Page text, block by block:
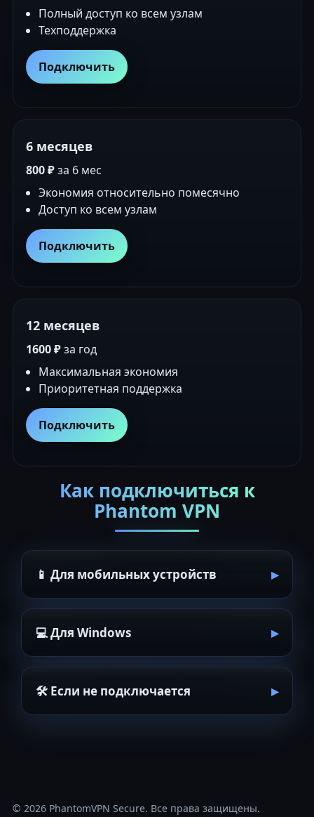
Полный доступ ко всем узлам
Техподдержка
Подключить
6 месяцев
800 ₽за 6 мес
Экономия относительно помесячно
Доступ ко всем узлам
Подключить
12 месяцев
1600 ₽за год
Максимальная экономия
Приоритетная поддержка
Подключить
Как подключиться к
Phantom VPN
📱 Для мобильных устройств
💻 Для Windows
🛠 Если не подключается
© 2026 PhantomVPN Secure. Все права защищены.